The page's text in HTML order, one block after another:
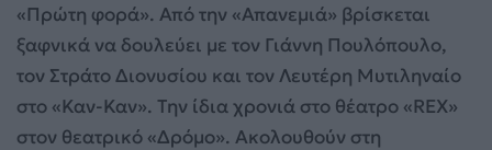
«Πρώτη φορά». Από την «Απανεμιά» βρίσκεται
ξαφνικά να δουλεύει με τον Γιάννη Πουλόπουλο,
τον Στράτο Διονυσίου και τον Λευτέρη Μυτιληναίο
στο «Καν-Καν». Την ίδια χρονιά στο θέατρο «REX»
στον θεατρικό «Δρόμο». Ακολουθούν στη